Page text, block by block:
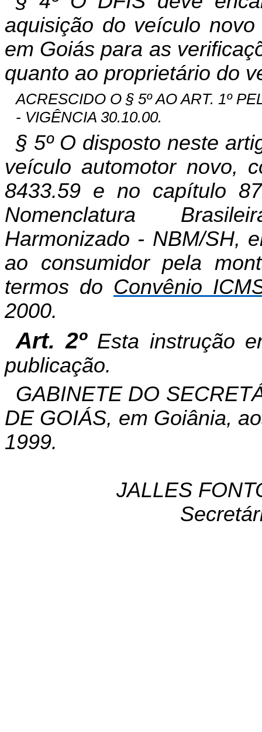
aquisição do veículo
em Goiás para as
quanto ao proprietário do
ACRESCIDO O § 5º AO ART. 1º
- VIGÊNCIA 30.10.00.
§ 5º O disposto neste
veículo automotor novo,
8433.59 e no capítulo
Nomenclatura
Harmonizado - NBM/SH,
ao consumidor pela
termos do Convênio
2000.
Art. 2º Esta instrução
publicação.
GABINETE DO
DE GOIÁS, em Goiânia,
1999.
JALLES